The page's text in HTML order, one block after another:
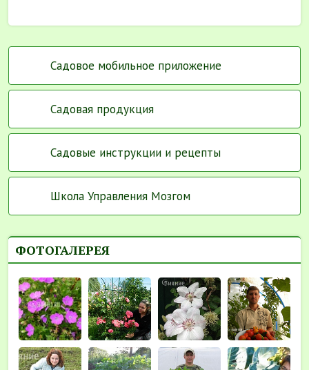
Садовое мобильное приложение
Садовая продукция
Садовые инструкции и рецепты
Школа Управления Мозгом
ФОТОГАЛЕРЕЯ